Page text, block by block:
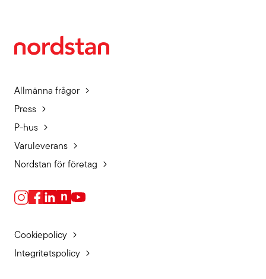
Allmänna frågor
Press
P-hus
Varuleverans
Nordstan för företag
Cookiepolicy
Integritetspolicy